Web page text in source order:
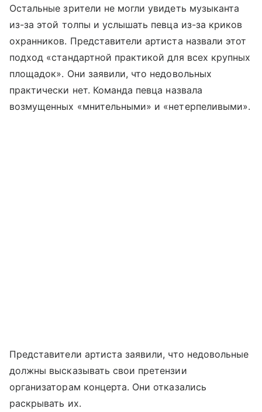
Остальные зрители не могли увидеть музыканта
из-за этой толпы и услышать певца из-за криков
охранников. Представители артиста назвали этот
подход «стандартной практикой для всех крупных
площадок». Они заявили, что недовольных
практически нет. Команда певца назвала
возмущенных «мнительными» и «нетерпеливыми».
Представители артиста заявили, что недовольные
должны высказывать свои претензии
организаторам концерта. Они отказались
раскрывать их.